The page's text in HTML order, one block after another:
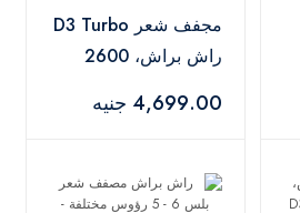
مجفف شعر D3 Turbo
راش براش، 2600
4,699.00 جنيه